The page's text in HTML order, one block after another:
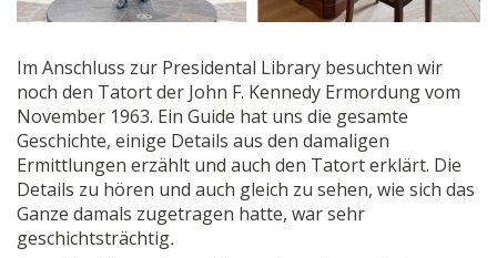
Im Anschluss zur Presidental Library besuchten wir
noch den Tatort der John F. Kennedy Ermordung vom
November 1963. Ein Guide hat uns die gesamte
Geschichte, einige Details aus den damaligen
Ermittlungen erzählt und auch den Tatort erklärt. Die
Details zu hören und auch gleich zu sehen, wie sich das
Ganze damals zugetragen hatte, war sehr
geschichtsträchtig.